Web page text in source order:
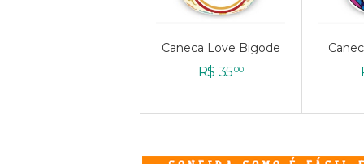
Caneca Love Bigode
R$ 3500
Caneca Love Bigode
R$ 3500